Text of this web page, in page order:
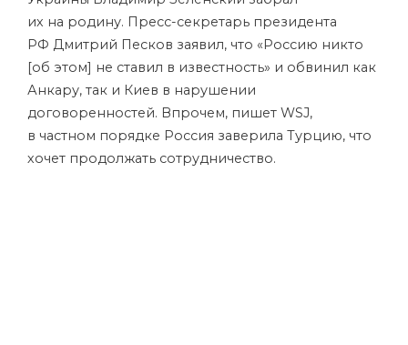
их на родину. Пресс-секретарь президента
РФ Дмитрий Песков заявил, что «Россию никто
[об этом] не ставил в известность» и обвинил как
Анкару, так и Киев в нарушении
договоренностей. Впрочем, пишет WSJ,
в частном порядке Россия заверила Турцию, что
хочет продолжать сотрудничество.